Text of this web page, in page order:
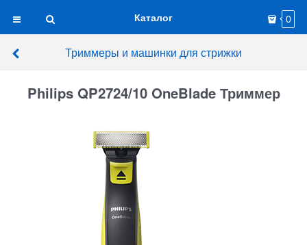
Каталог 0
Триммеры и машинки для стрижки
Philips QP2724/10 OneBlade Триммер